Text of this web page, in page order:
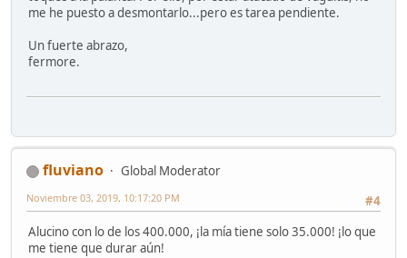
me he puesto a desmontarlo...pero es tarea pendiente.
Un fuerte abrazo,
fermore.
fluviano
Global Moderator
#4
Noviembre 03, 2019, 10:17:20 PM
Alucino con lo de los 400.000, ¡la mía tiene solo 35.000! ¡lo que
me tiene que durar aún!